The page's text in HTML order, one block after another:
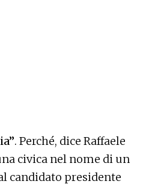
. Perché, dice Raffaele
civica nel nome di un
candidato presidente